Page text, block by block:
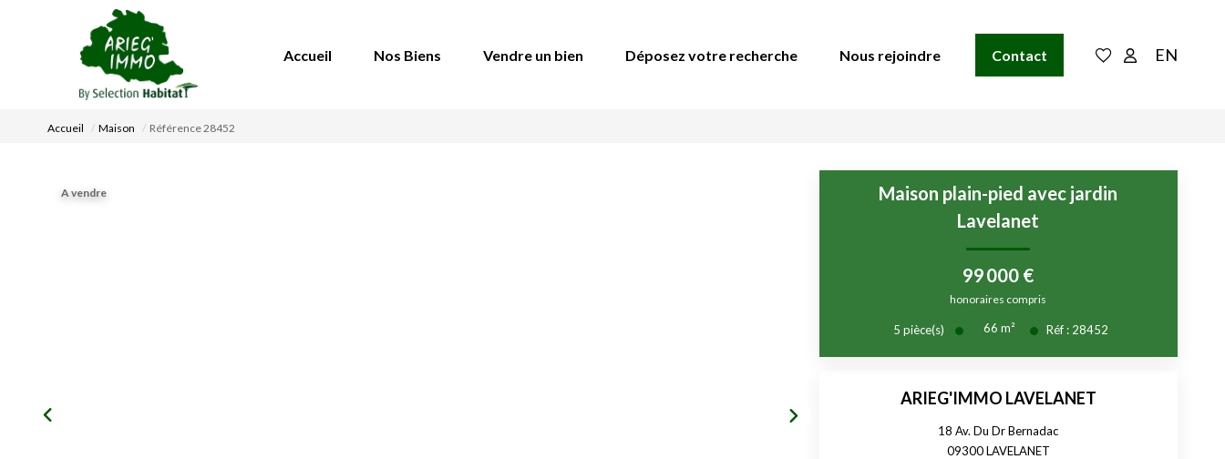
Accueil Nos Biens Vendre un bien Déposez votre recherche Nous rejoindre Contact EN
Accueil Maison Référence 28452
A vendre
Maison plain-pied avec jardin
Lavelanet
99 000 €
honoraires compris
5pièce(s) 66m² Réf : 28452
ARIEG'IMMO LAVELANET
18 Av. Du Dr Bernadac
09300LAVELANET